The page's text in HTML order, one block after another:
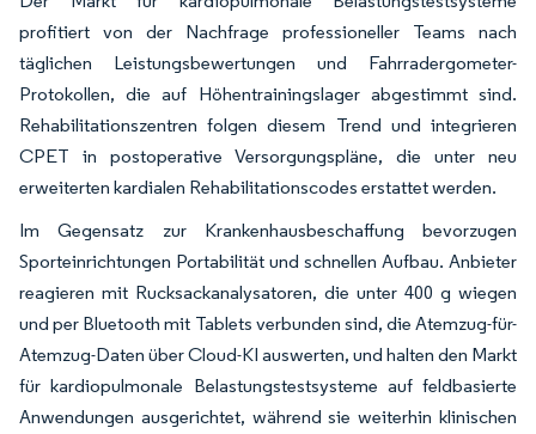
profitiert von der Nachfrage professioneller Teams nach
täglichen Leistungsbewertungen und Fahrradergometer-
Protokollen, die auf Höhentrainingslager abgestimmt sind.
Rehabilitationszentren folgen diesem Trend und integrieren
CPET in postoperative Versorgungspläne, die unter neu
erweiterten kardialen Rehabilitationscodes erstattet werden.
Im Gegensatz zur Krankenhausbeschaffung bevorzugen
Sporteinrichtungen Portabilität und schnellen Aufbau. Anbieter
reagieren mit Rucksackanalysatoren, die unter 400 g wiegen
und per Bluetooth mit Tablets verbunden sind, die Atemzug-für-
Atemzug-Daten über Cloud-KI auswerten, und halten den Markt
für kardiopulmonale Belastungstestsysteme auf feldbasierte
Anwendungen ausgerichtet, während sie weiterhin klinischen